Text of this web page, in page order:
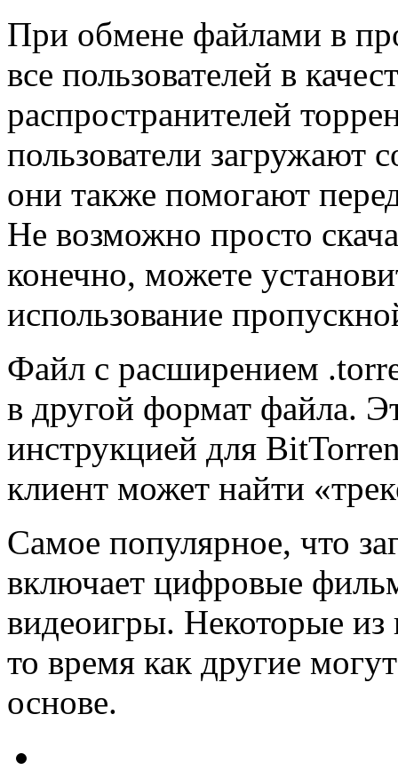
При обмене файлами в
все пользователей в
распространителей
пользователи загружают
они также помогают
Не возможно просто
конечно, можете
использование
Файл с расширением
в другой формат файла.
инструкцией для
клиент может найти
Самое популярное, что
включает цифровые
видеоигры. Некоторые из
то время как другие
основе.